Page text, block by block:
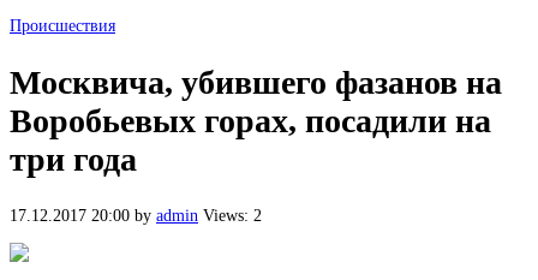
Происшествия
Москвича, убившего фазанов на
Воробьевых горах, посадили на
три года
17.12.2017 20:00 by admin Views: 2